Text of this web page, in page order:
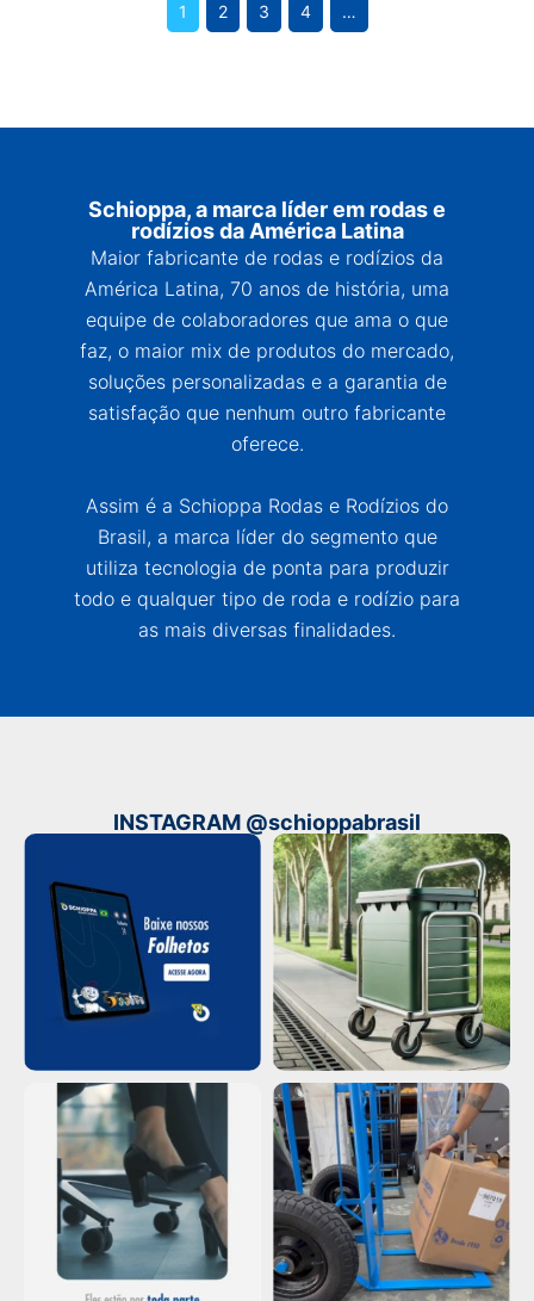
1 2 3 4 …
Schioppa, a marca líder em rodas e
rodízios da América Latina
Maior fabricante de rodas e rodízios da
América Latina, 70 anos de história, uma
equipe de colaboradores que ama o que
faz, o maior mix de produtos do mercado,
soluções personalizadas e a garantia de
satisfação que nenhum outro fabricante
oferece.
Assim é a Schioppa Rodas e Rodízios do
Brasil, a marca líder do segmento que
utiliza tecnologia de ponta para produzir
todo e qualquer tipo de roda e rodízio para
as mais diversas finalidades.
INSTAGRAM @schioppabrasil